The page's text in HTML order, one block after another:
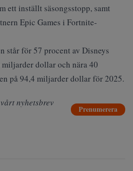
ett inställt säsongsstopp, samt
Epic Games i Fortnite-
står för 57 procent av Disneys
dollar och nära 40
på 94,4 miljarder dollar för 2025.
nyhetsbrev
Prenumerera